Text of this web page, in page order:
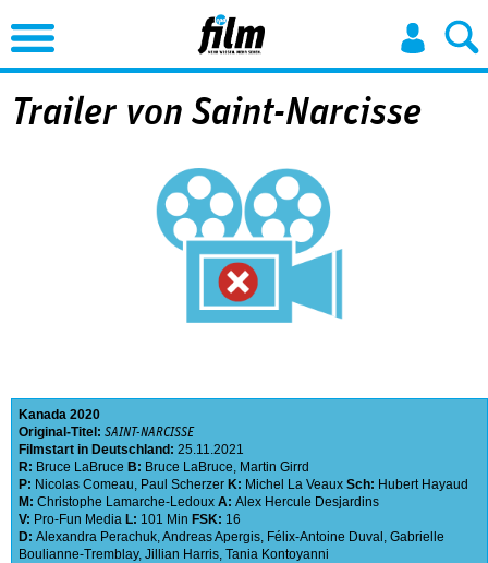
Jump to Navigation
Trailer von Saint-Narcisse
Kanada 2020
Original-Titel: SAINT-NARCISSE
Filmstart in Deutschland: 25.11.2021
R: Bruce LaBruce B: Bruce LaBruce Martin Girrd
P: Nicolas Comeau Paul Scherzer K: Michel La Veaux Sch: Hubert Hayaud
M: Christophe Lamarche-Ledoux A: Alex Hercule Desjardins
V: Pro-Fun Media L: 101 Min FSK: 16
D: Alexandra Perachuk Andreas Apergis Félix-Antoine Duval Gabrielle
Boulianne-Tremblay, Jillian Harris Tania Kontoyanni